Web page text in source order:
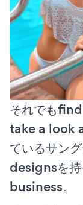
それでも
take a look
ているサン
designsを
business。